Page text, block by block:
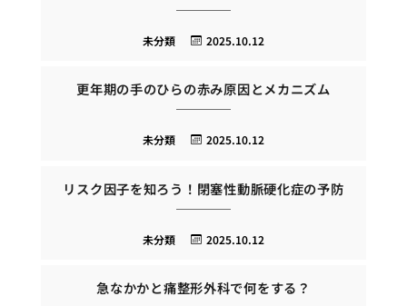
2025.10.12
未分類
更年期の手のひらの赤み原因とメカニズム
2025.10.12
未分類
リスク因子を知ろう！閉塞性動脈硬化症の予防
2025.10.12
未分類
急なかかと痛整形外科で何をする？